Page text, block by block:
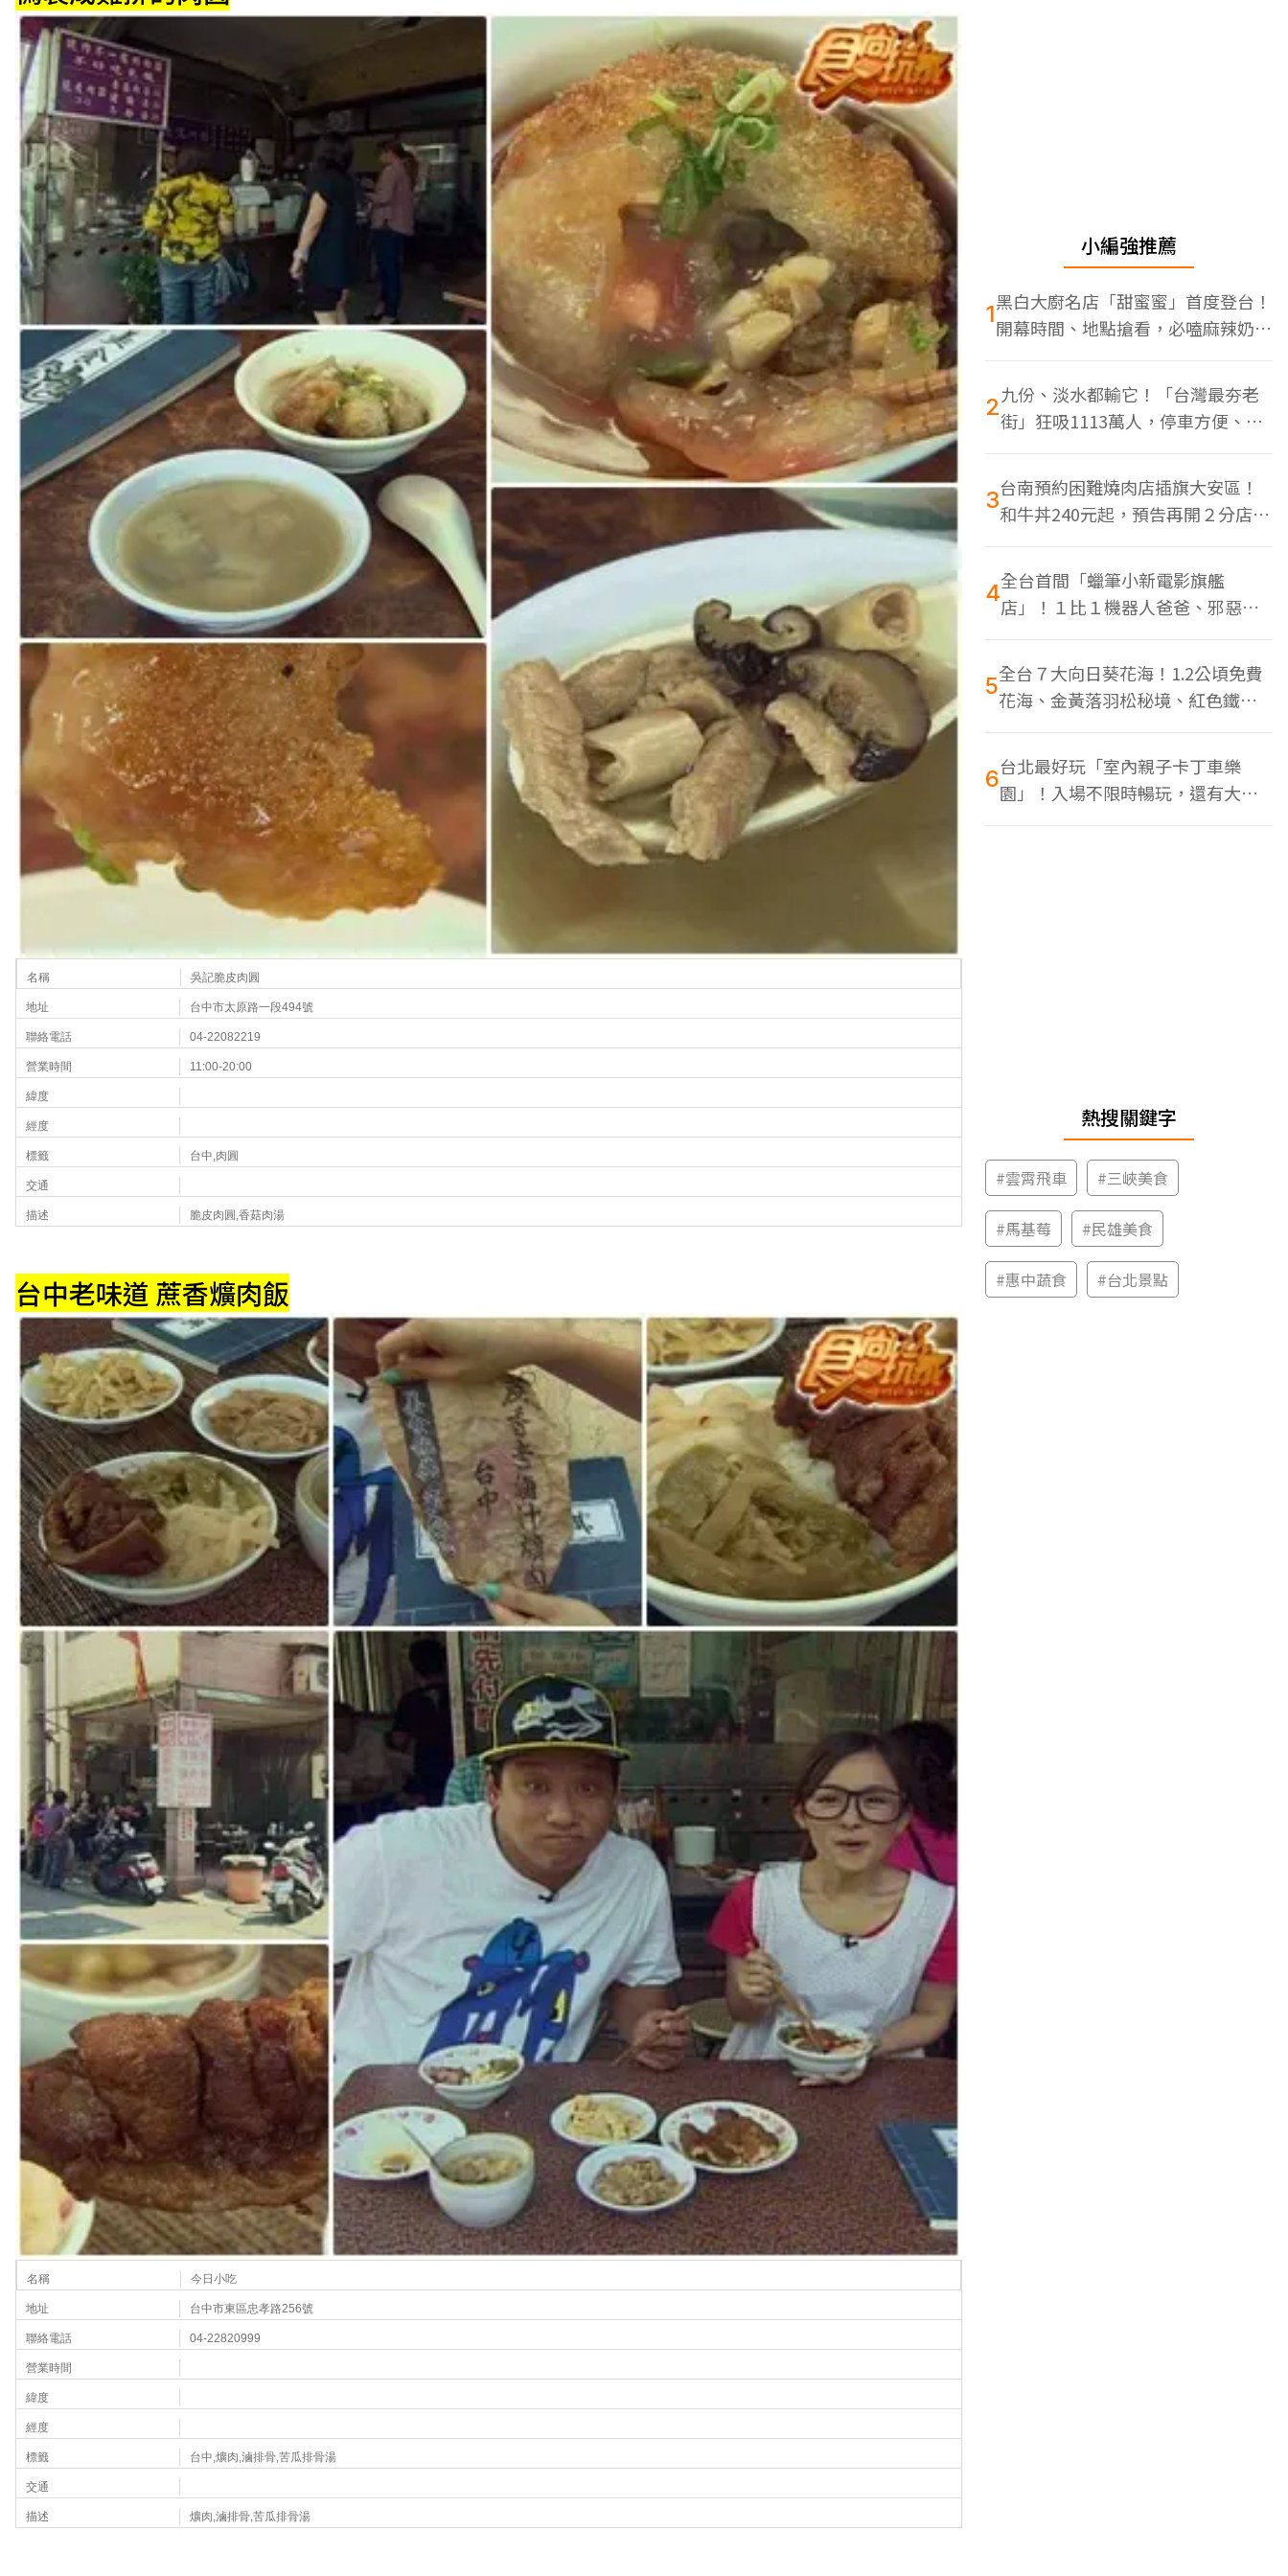
名稱 吳記脆皮肉圓
地址 台中市太原路一段494號
聯絡電話 04-22082219
營業時間 11:00-20:00
緯度
經度
標籤 台中,肉圓
交通
描述 脆皮肉圓,香菇肉湯
台中老味道 蔗香爌肉飯
名稱 今日小吃
地址 台中市東區忠孝路256號
聯絡電話 04-22820999
營業時間
緯度
經度
標籤 台中,爌肉,滷排骨,苦瓜排骨湯
交通
描述 爌肉,滷排骨,苦瓜排骨湯
小編強推薦
1黑白大廚名店「甜蜜蜜」首度登台！
開幕時間、地點搶看，必嗑麻辣奶油
蝦
2九份、淡水都輸它！「台灣最夯老
街」狂吸1113萬人，停車方便、特
色美食多
3台南預約困難燒肉店插旗大安區！
和牛丼240元起，預告再開２分店、
地點曝光
4全台首間「蠟筆小新電影旗艦
店」！１比１機器人爸爸、邪惡正
男，百款周邊買翻
5全台７大向日葵花海！1.2公頃免費
花海、金黃落羽松秘境、紅色鐵橋
同框
6台北最好玩「室內親子卡丁車樂
園」！入場不限時暢玩，還有大螢
幕Switch遊戲區
熱搜關鍵字
#雲霄飛車 #三峽美食
#馬基莓 #民雄美食
#惠中蔬食 #台北景點